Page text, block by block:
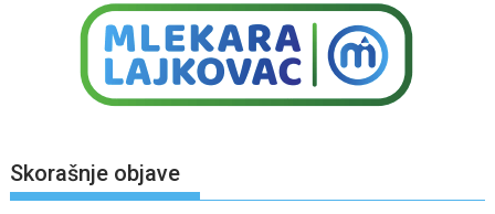
Skorašnje objave